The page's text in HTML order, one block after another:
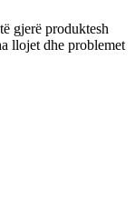
gjerë produktesh
llojet dhe problemet